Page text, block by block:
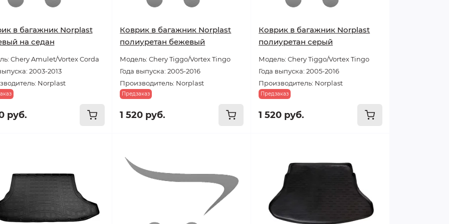
в багажник Norplast
на седан
Chery Amulet/Vortex Corda
2003-2013
Norplast
руб.
Коврик в багажник Norplast
полиуретан бежевый
Модель: Chery Tiggo/Vortex Tingo
Года выпуска: 2005-2016
Производитель: Norplast
Предзаказ
1 520 руб.
Коврик в багажник Norplast
полиуретан серый
Модель: Chery Tiggo/Vortex Tingo
Года выпуска: 2005-2016
Производитель: Norplast
Предзаказ
1 520 руб.